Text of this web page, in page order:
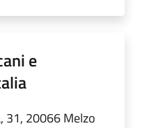
e
31, 20066 Melzo